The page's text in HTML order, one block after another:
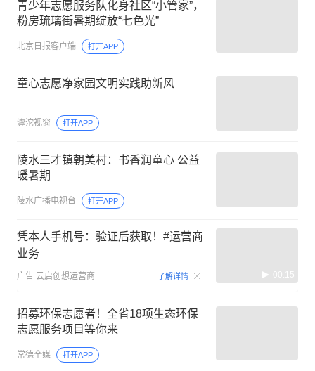
青少年志愿服务队化身社区“小管家”，
粉房琉璃街暑期绽放“七色光”
北京日报客户端 打开APP
童心志愿净家园文明实践助新风
滹沱视窗 打开APP
陵水三才镇朝美村：书香润童心 公益
暖暑期
陵水广播电视台 打开APP
凭本人手机号：验证后获取！#运营商
业务
广告 云启创想运营商 了解详情 00:15
招募环保志愿者！全省18项生态环保
志愿服务项目等你来
常德全媒 打开APP